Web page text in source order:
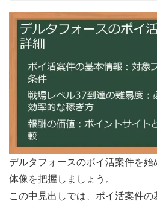
デルタフォースのポイ活案件を
体像を把握しましょう。
この中見出しでは、ポイ活案件